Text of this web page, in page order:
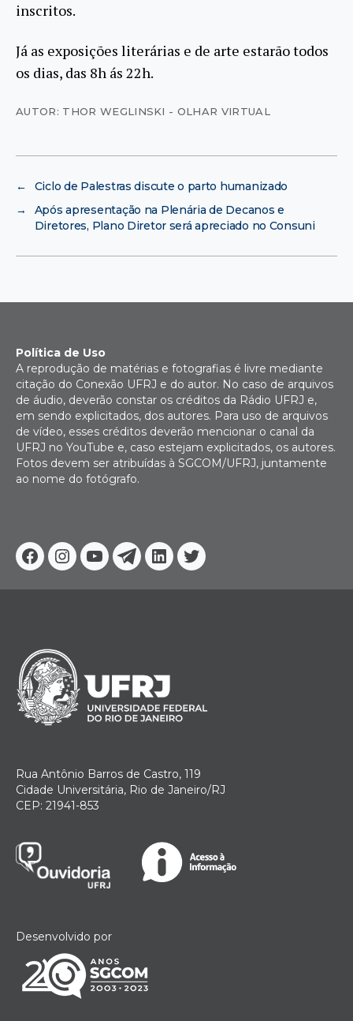
inscritos.
Já as exposições literárias e de arte estarão todos
os dias, das 8h ás 22h.
AUTOR: THOR WEGLINSKI - OLHAR VIRTUAL
←
Ciclo de Palestras discute o parto humanizado
→
Após apresentação na Plenária de Decanos e
Diretores, Plano Diretor será apreciado no Consuni
Facebook
Instagram
YoutubeTelegram
Linkedin
Twitter
Política de Uso
A reprodução de matérias e fotografias é livre mediante
citação do Conexão UFRJ e do autor. No caso de arquivos
de áudio, deverão constar os créditos da Rádio UFRJ e,
em sendo explicitados, dos autores. Para uso de arquivos
de vídeo, esses créditos deverão mencionar o canal da
UFRJ no YouTube e, caso estejam explicitados, os autores.
Fotos devem ser atribuídas à SGCOM/UFRJ, juntamente
ao nome do fotógrafo.
Rua Antônio Barros de Castro, 119
Cidade Universitária, Rio de Janeiro/RJ
CEP: 21941-853
Desenvolvido por